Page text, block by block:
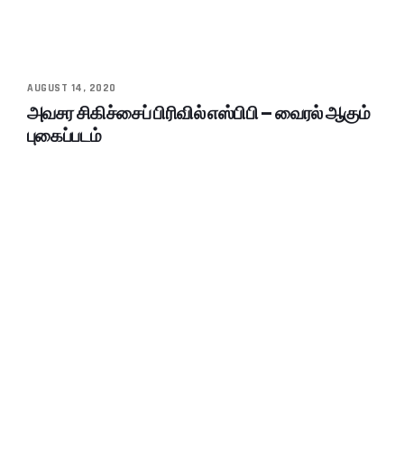
AUGUST 14, 2020
அவசர சிகிச்சைப் பிரிவில் எஸ்பிபி – வைரல் ஆகும்
புகைப்படம்